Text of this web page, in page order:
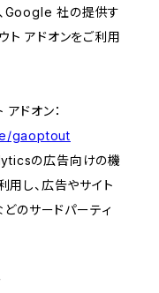
Google 社の提供す
ト アドオンをご利用
ドオン：
gaoptout
の広告向けの機
用し、広告やサイト
のサードパーティ